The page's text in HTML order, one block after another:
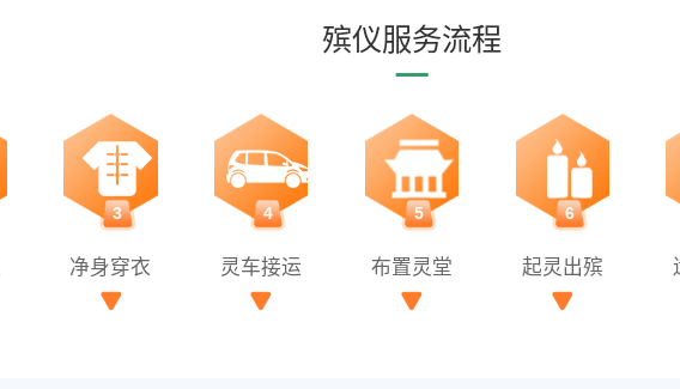
殡仪服务流程
3
净身穿衣
4
灵车接运
5
布置灵堂
6
起灵出殡